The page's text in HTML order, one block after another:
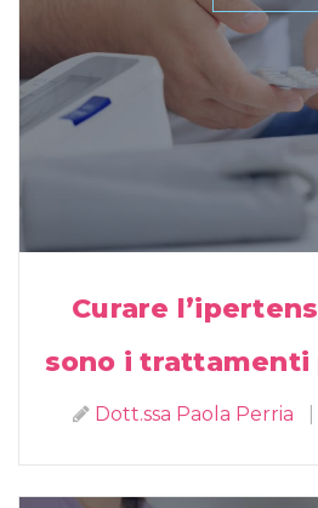
Curare
sono i
Dott.ssa Paola Perria